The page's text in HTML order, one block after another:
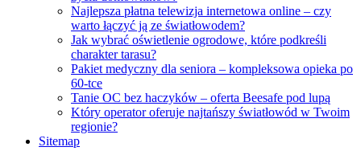
Najlepsza płatna telewizja internetowa online – czy
warto łączyć ją ze światłowodem?
Jak wybrać oświetlenie ogrodowe, które podkreśli
charakter tarasu?
Pakiet medyczny dla seniora – kompleksowa opieka po
60-tce
Tanie OC bez haczyków – oferta Beesafe pod lupą
Który operator oferuje najtańszy światłowód w Twoim
regionie?
Sitemap